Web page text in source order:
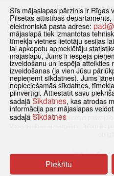
Pirmdiena, Ceturtdiena: 8.30 –
Otrdiena, Trešdiena: 8.30 – 17.00
Piektdiena: 8.30 – 15.00
Klātienes konsultācijas pieejamas
Sākums Jaunumi Biežāk
Sīkdatnes
© 2021 Rīgas valstspilsētas
Pārslēgties
Šīs mājaslapas pārzinis ir Rīgas
Pilsētas attīstības departaments,
elektroniskā pasta adrese:
mājaslapā tiek izmantotas
tīmekļa vietnes lietotāju sesijas
lai apkopotu apmeklētāju
mājaslapu, Jums ir iespēja
izveidošanu un iespēja atteikties
izveidošanas (ja vien Jūsu
nepieņemt sīkdatnes). Jums
nepieciešamās sīkdatnes,
pilnvērtīgi. Attiestatīt savu
sadaļā Sīkdatnes, kas atrodas
informācija par mājaslapas
sadaļā Sīkdatnes
Piekrītu